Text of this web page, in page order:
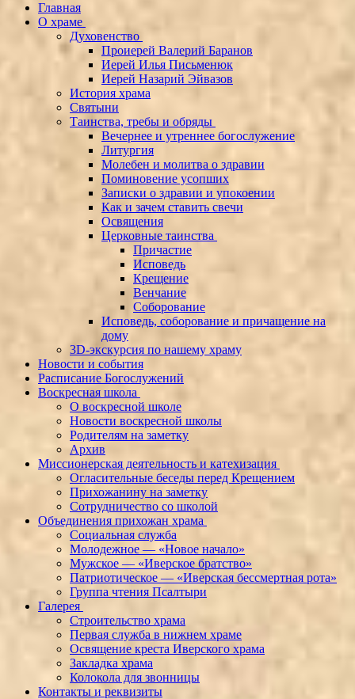
Главная
О храме
Духовенство
Проиерей Валерий Баранов
Иерей Илья Письменюк
Иерей Назарий Эйвазов
История храма
Святыни
Таинства, требы и обряды
Вечернее и утреннее богослужение
Литургия
Молебен и молитва о здравии
Поминовение усопших
Записки о здравии и упокоении
Как и зачем ставить свечи
Освящения
Церковные таинства
Причастие
Исповедь
Крещение
Венчание
Соборование
Исповедь, соборование и причащение на
дому
3D-экскурсия по нашему храму
Новости и события
Расписание Богослужений
Воскресная школа
О воскресной школе
Новости воскресной школы
Родителям на заметку
Архив
Миссионерская деятельность и катехизация
Огласительные беседы перед Крещением
Прихожанину на заметку
Сотрудничество со школой
Объединения прихожан храма
Социальная служба
Молодежное — «Новое начало»
Мужское — «Иверское братство»
Патриотическое — «Иверская бессмертная рота»
Группа чтения Псалтыри
Галерея
Строительство храма
Первая служба в нижнем храме
Освящение креста Иверского храма
Закладка храма
Колокола для звонницы
Контакты и реквизиты